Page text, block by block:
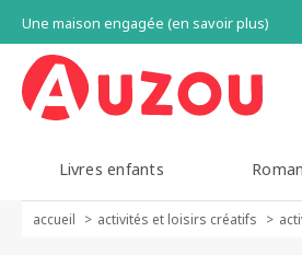
Une maison engagée (en savoir plus)
Livres enfants
accueil activités et loisirs créatifs